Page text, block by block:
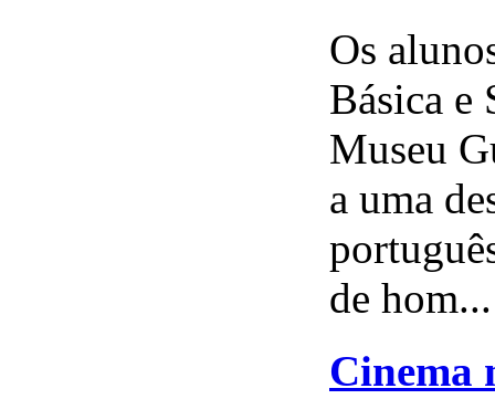
Os
Básica e
Museu
a uma
de hom...
Cinema